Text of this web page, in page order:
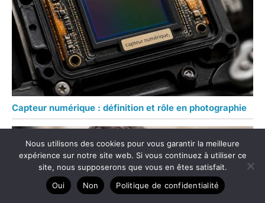
Capteur numérique : définition et rôle en photographie
Nous utilisons des cookies pour vous garantir la meilleure
expérience sur notre site web. Si vous continuez à utiliser ce
site, nous supposerons que vous en êtes satisfait.
Oui
Non Politique de confidentialité